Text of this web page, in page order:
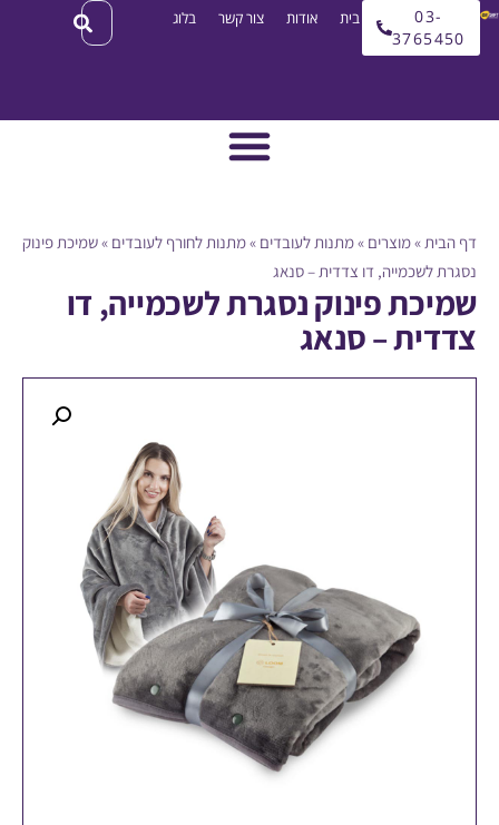
עמוד בית אודות צור קשר בלוג
»מוצרים»מתנות לעובדים»מתנות לחורף לעובדים»שמיכת פינוק
לשכמייה, דו צדדית – סנאג
פינוק נסגרת לשכמייה, דו
– סנאג